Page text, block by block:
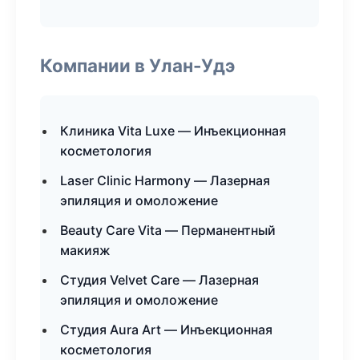
Компании в Улан-Удэ
Клиника Vita Luxe — Инъекционная
косметология
Laser Clinic Harmony — Лазерная
эпиляция и омоложение
Beauty Care Vita — Перманентный
макияж
Студия Velvet Care — Лазерная
эпиляция и омоложение
Студия Aura Art — Инъекционная
косметология